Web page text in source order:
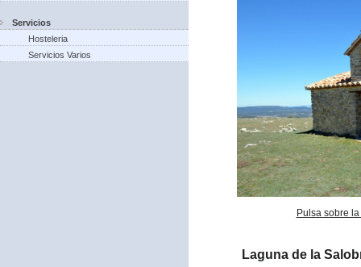
Servicios
Hosteleria
Servicios Varios
Pulsa sobre
Laguna de la